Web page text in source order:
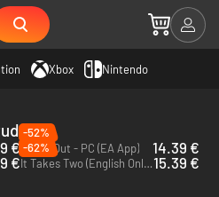
Xbox Nintendo
€
-52%
A Way Out - PC (EA App)
14.39 €
€
-62%
It Takes Two (English Only) - PC (EA App)15.39 €